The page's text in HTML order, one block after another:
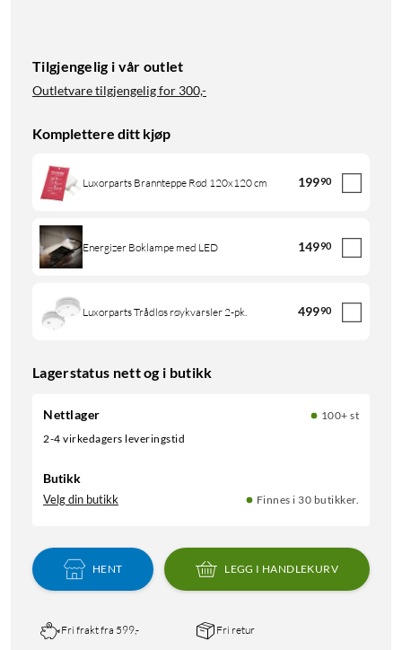
Tilgjengelig i vår outlet
Outletvare tilgjengelig for 300,-
Komplettere ditt kjøp
Luxorparts Brannteppe Rød 120x120 cm 19990
Energizer Boklampe med LED 14990
Luxorparts Trådløs røykvarsler 2-pk. 49990
Lagerstatus nett og i butikk
Nettlager
100+ st
2-4 virkedagers leveringstid
Butikk
Velg din butikk Finnes i 30 butikker.
HENT LEGG I HANDLEKURV
Fri frakt fra 599,- Fri retur